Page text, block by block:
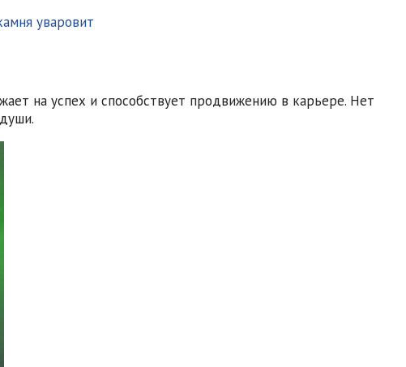
уваровит
на успех и способствует продвижению в карьере. Нет